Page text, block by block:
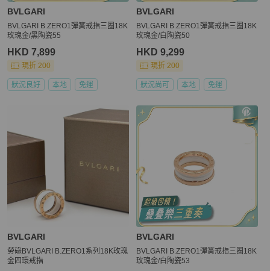
BVLGARI
BVLGARI B.ZERO1彈簧戒指三圈18K
玫瑰金/黑陶瓷55
HKD 7,899
現折 200
狀況良好 本地 免運
BVLGARI
BVLGARI B.ZERO1彈簧戒指三圈18K
玫瑰金/白陶瓷50
HKD 9,299
現折 200
狀況尚可 本地 免運
BVLGARI
勞碌BVLGARI B.ZERO1系列18K玫瑰
金四環戒指
BVLGARI
BVLGARI B.ZERO1彈簧戒指三圈18K
玫瑰金/白陶瓷53